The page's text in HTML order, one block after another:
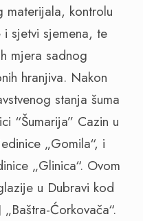
materijala, kontrolu
sjetvi sjemena, te
mjera sadnog
hranjiva. Nakon
stanja šuma
“Šumarija” Cazin u
„Gomila“, i
„Glinica“. Ovom
u Dubravi kod
Ćorkovača“.